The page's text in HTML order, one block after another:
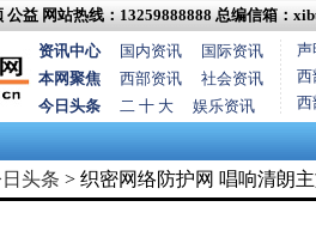
公益 网站热线：13259888888 总编信箱：
资讯中心
国内资讯
国际资讯
本网聚焦
西部资讯
社会资讯
今日头条
二 十 大 娱乐资讯
声
西
西
头条 > 织密网络防护网 唱响清朗